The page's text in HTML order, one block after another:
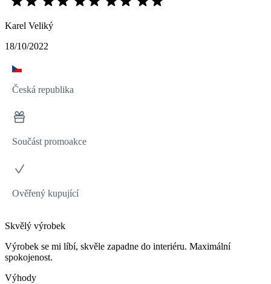
Karel Veliký
18/10/2022
Česká republika
Součást promoakce
Ověřený kupující
Skvělý výrobek
Výrobek se mi líbí, skvěle zapadne do interiéru. Maximální
spokojenost.
Výhody